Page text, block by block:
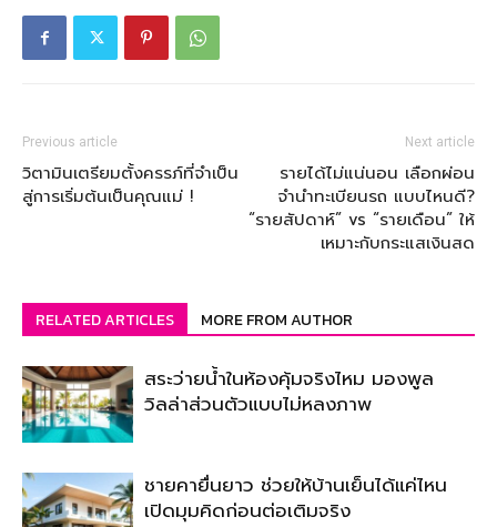
Previous article
วิตามินเตรียมตั้งครรภ์ที่จำเป็น
สู่การเริ่มต้นเป็นคุณแม่ !
Next article
รายได้ไม่แน่นอน เลือกผ่อน
จำนำทะเบียนรถ แบบไหนดี?
“รายสัปดาห์” vs “รายเดือน” ให้
เหมาะกับกระแสเงินสด
RELATED ARTICLES MORE FROM AUTHOR
สระว่ายน้ำในห้องคุ้มจริงไหม มองพูล
วิลล่าส่วนตัวแบบไม่หลงภาพ
ชายคายื่นยาว ช่วยให้บ้านเย็นได้แค่ไหน
เปิดมุมคิดก่อนต่อเติมจริง